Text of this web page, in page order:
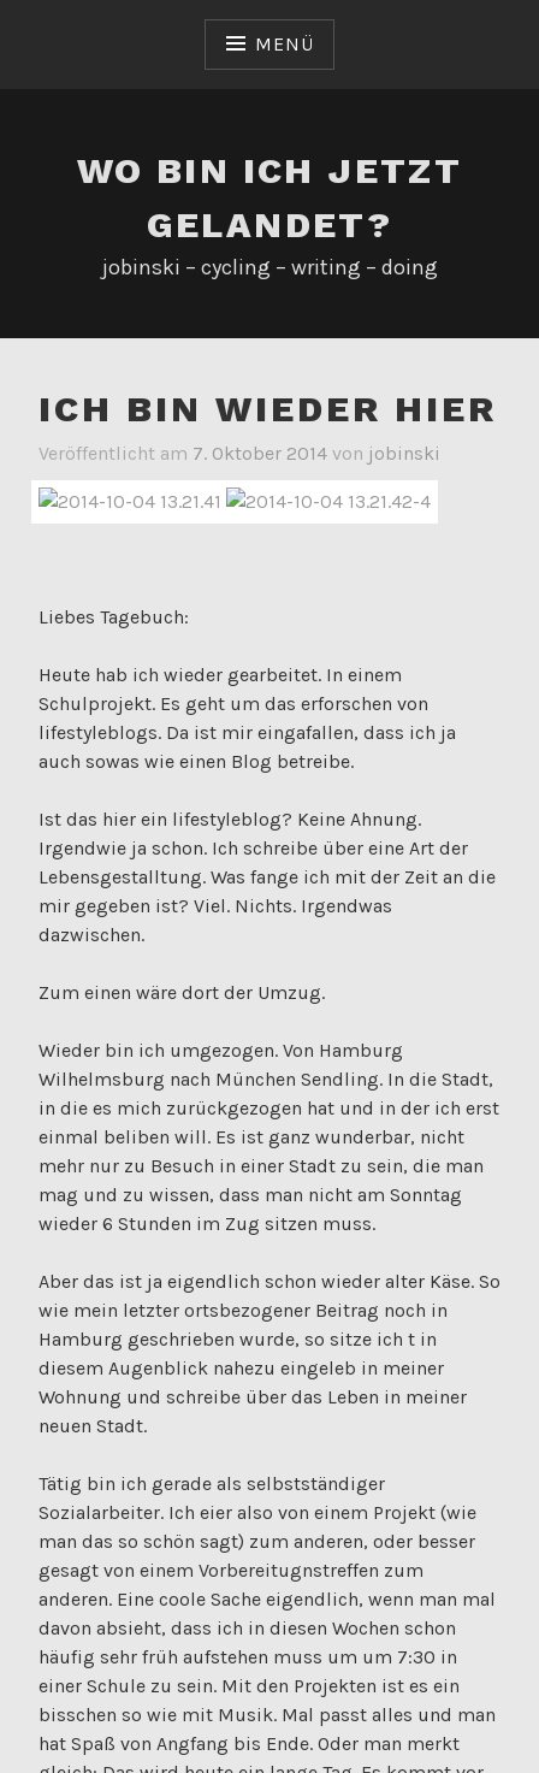
MENÜ
WO BIN ICH JETZT
GELANDET?
jobinski – cycling – writing – doing
ICH BIN WIEDER HIER
Veröffentlicht am 7. Oktober 2014 von jobinski
Liebes Tagebuch:
Heute hab ich wieder gearbeitet. In einem
Schulprojekt. Es geht um das erforschen von
lifestyleblogs. Da ist mir eingafallen, dass ich ja
auch sowas wie einen Blog betreibe.
Ist das hier ein lifestyleblog? Keine Ahnung.
Irgendwie ja schon. Ich schreibe über eine Art der
Lebensgestalltung. Was fange ich mit der Zeit an die
mir gegeben ist? Viel. Nichts. Irgendwas
dazwischen.
Zum einen wäre dort der Umzug.
Wieder bin ich umgezogen. Von Hamburg
Wilhelmsburg nach München Sendling. In die Stadt,
in die es mich zurückgezogen hat und in der ich erst
einmal beliben will. Es ist ganz wunderbar, nicht
mehr nur zu Besuch in einer Stadt zu sein, die man
mag und zu wissen, dass man nicht am Sonntag
wieder 6 Stunden im Zug sitzen muss.
Aber das ist ja eigendlich schon wieder alter Käse. So
wie mein letzter ortsbezogener Beitrag noch in
Hamburg geschrieben wurde, so sitze ich t in
diesem Augenblick nahezu eingeleb in meiner
Wohnung und schreibe über das Leben in meiner
neuen Stadt.
Tätig bin ich gerade als selbstständiger
Sozialarbeiter. Ich eier also von einem Projekt (wie
man das so schön sagt) zum anderen, oder besser
gesagt von einem Vorbereitugnstreffen zum
anderen. Eine coole Sache eigendlich, wenn man mal
davon absieht, dass ich in diesen Wochen schon
häufig sehr früh aufstehen muss um um 7:30 in
einer Schule zu sein. Mit den Projekten ist es ein
bisschen so wie mit Musik. Mal passt alles und man
hat Spaß von Angfang bis Ende. Oder man merkt